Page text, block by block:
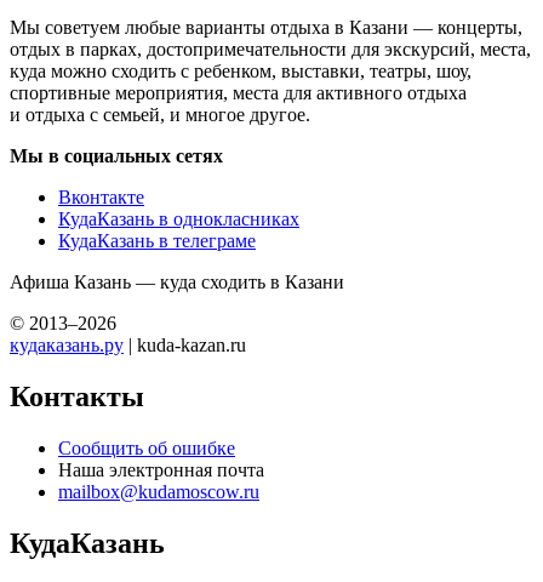
Мы советуем любые варианты отдыха в Казани — концерты,
отдых в парках, достопримечательности для экскурсий, места,
куда можно сходить с ребенком, выставки, театры, шоу,
спортивные мероприятия, места для активного отдыха
и отдыха с семьей, и многое другое.
Мы в социальных сетях
Вконтакте
КудаКазань в однокласниках
КудаКазань в телеграме
Афиша Казань — куда сходить в Казани
© 2013–2026
кудаказань.ру | kuda-kazan.ru
Контакты
Сообщить об ошибке
Наша электронная почта
mailbox@kudamoscow.ru
КудаКазань